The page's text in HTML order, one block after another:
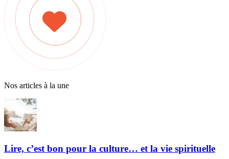
Nos articles à la une
Lire, c’est bon pour la culture… et la vie spirituelle